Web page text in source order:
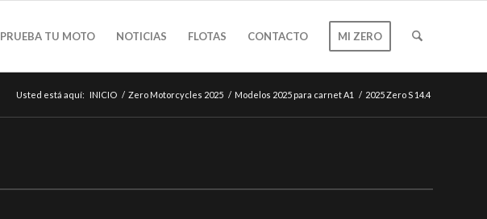
PRUEBA TU MOTO NOTICIAS FLOTAS CONTACTO MI ZERO
Usted está aquí: INICIO / Zero Motorcycles 2025 / Modelos 2025 para carnet A1 / 2025 Zero S 14.4